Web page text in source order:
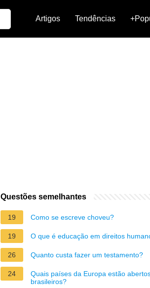
Artigos Tendências
Questões semelhantes
19 Como se escreve choveu?
19 O que é educação em direitos
26 Quanto custa fazer um testamento?
24
Quais países da Europa estão
brasileiros?